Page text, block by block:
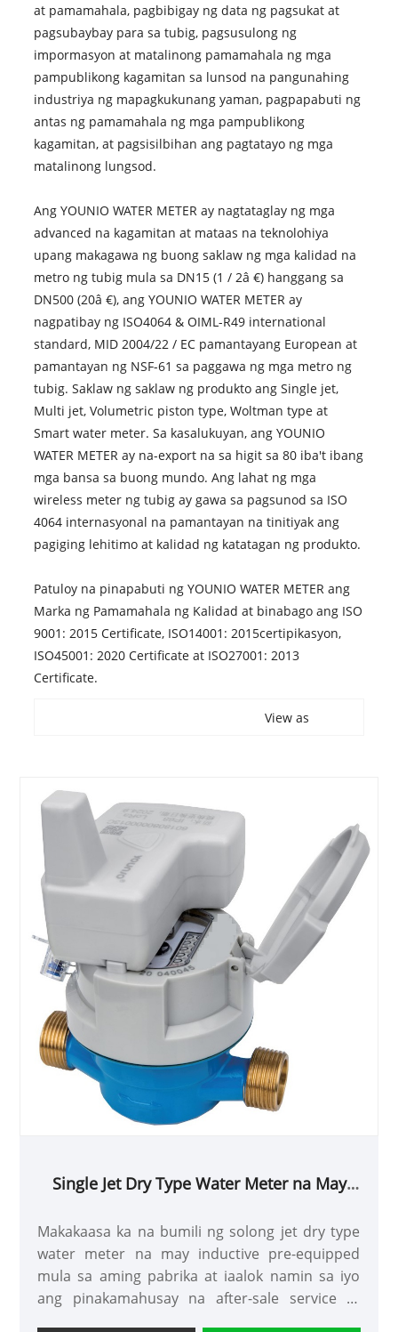
at pamamahala, pagbibigay ng data ng pagsukat at
pagsubaybay para sa tubig, pagsusulong ng
impormasyon at matalinong pamamahala ng mga
pampublikong kagamitan sa lunsod na pangunahing
industriya ng mapagkukunang yaman, pagpapabuti ng
antas ng pamamahala ng mga pampublikong
kagamitan, at pagsisilbihan ang pagtatayo ng mga
matalinong lungsod.
Ang YOUNIO WATER METER ay nagtataglay ng mga
advanced na kagamitan at mataas na teknolohiya
upang makagawa ng buong saklaw ng mga kalidad na
metro ng tubig mula sa DN15 (1 / 2â €) hanggang sa
DN500 (20â €), ang YOUNIO WATER METER ay
nagpatibay ng ISO4064 & OIML-R49 international
standard, MID 2004/22 / EC pamantayang European at
pamantayan ng NSF-61 sa paggawa ng mga metro ng
tubig. Saklaw ng saklaw ng produkto ang Single jet,
Multi jet, Volumetric piston type, Woltman type at
Smart water meter. Sa kasalukuyan, ang YOUNIO
WATER METER ay na-export na sa higit sa 80 iba't ibang
mga bansa sa buong mundo. Ang lahat ng mga
wireless meter ng tubig ay gawa sa pagsunod sa ISO
4064 internasyonal na pamantayan na tinitiyak ang
pagiging lehitimo at kalidad ng katatagan ng produkto.
Patuloy na pinapabuti ng YOUNIO WATER METER ang
Marka ng Pamamahala ng Kalidad at binabago ang ISO
9001: 2015 Certificate, ISO14001: 2015certipikasyon,
ISO45001: 2020 Certificate at ISO27001: 2013
Certificate.
View as
Single Jet Dry Type Water Meter na May
Makakaasa ka na bumili ng solong jet dry type
water meter na may inductive pre-equipped
mula sa aming pabrika at iaalok namin sa iyo
ang pinakamahusay na after-sale service at